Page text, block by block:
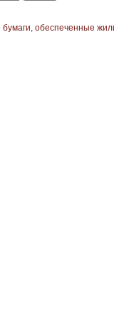
обеспеченные